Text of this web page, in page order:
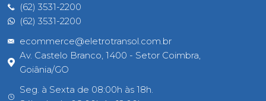
(62) 3531-2200
(62) 3531-2200
ecommerce@eletrotransol.com.br
Av. Castelo Branco, 1400 - Setor Coimbra,
Goiânia/GO
Seg. à Sexta de 08:00h às 18h.